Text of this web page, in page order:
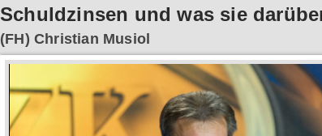
Schuldzinsen und was sie
(FH) Christian Musiol